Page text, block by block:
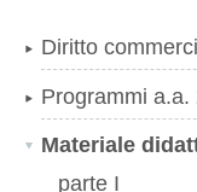
Diritto
Programmi a.a.
Materiale
parte I